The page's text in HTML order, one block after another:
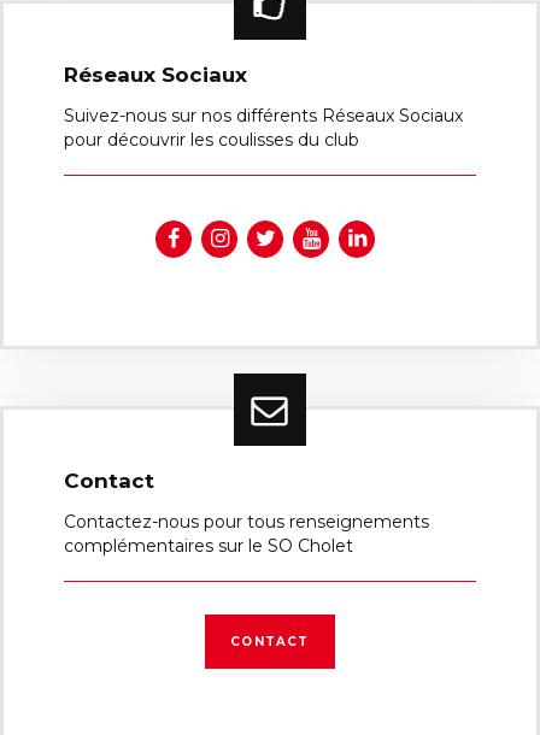
Réseaux Sociaux
Suivez-nous sur nos différents Réseaux Sociaux
pour découvrir les coulisses du club
Contact
Contactez-nous pour tous renseignements
complémentaires sur le SO Cholet
CONTACT